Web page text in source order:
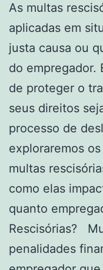
As multas
aplicadas em
justa causa ou
do empregador.
de proteger o
seus direitos
processo de
exploraremos
multas
como elas
quanto
Rescisórias?
penalidades